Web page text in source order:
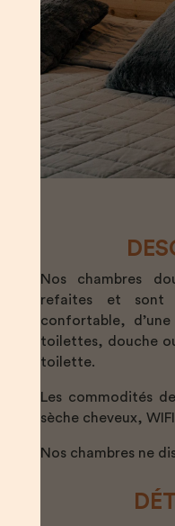
Nos chambres
refaites et sont
confortable,
toilettes, douche
toilette.
Les commodités
sèche cheveux,
Nos chambres ne